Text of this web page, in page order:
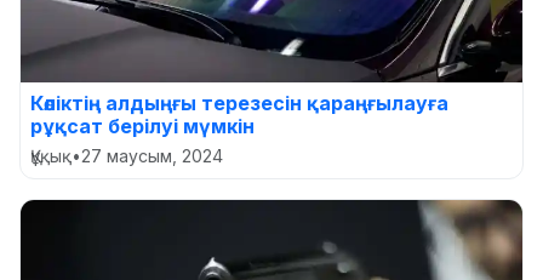
Көліктің алдыңғы терезесін қараңғылауға
рұқсат берілуі мүмкін
Құқық•27 маусым, 2024